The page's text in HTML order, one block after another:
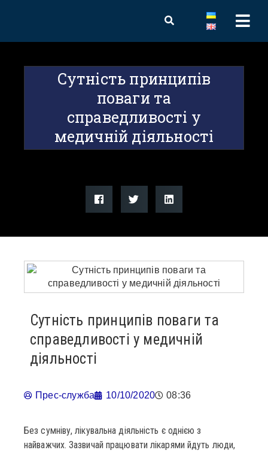
Сутність принципів
поваги та
справедливості у
медичній діяльності
Сутність принципів поваги та
справедливості у медичній
діяльності
Прес-служба 10/10/2020 08:36
Без сумніву, лікувальна діяльність є однією з
найважчих. Зазвичай працювати лікарями йдуть люди,